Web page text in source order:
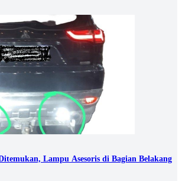
Lampu Asesoris di Bagian Belakang